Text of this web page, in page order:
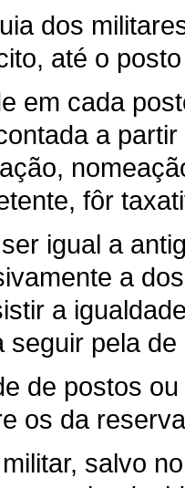
dos
até o
em cada
a
fôr
igual a
a
a
seguir pela
de postos
os da
salvo